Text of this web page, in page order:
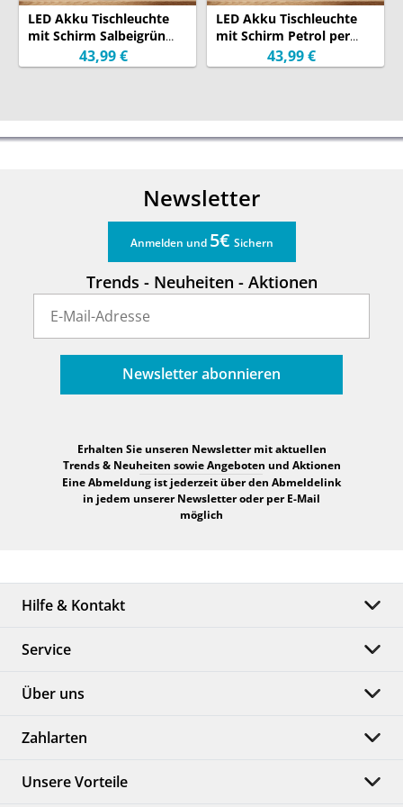
Garantie: 24 Monate (Garantiebedingungen)
LED Akku Tischleuchte
mit Schirm Salbeigrün
per USB aufladbar, Höhe
20cm
43,99 €
LED Akku Tischleuchte
mit Schirm Petrol per
USB aufladbar, Höhe
20cm
43,99 €
Newsletter
Anmelden und 5€ Sichern
Trends - Neuheiten - Aktionen
Newsletter abonnieren
Erhalten Sie unseren Newsletter mit aktuellen
Trends & Neuheiten sowie Angeboten und Aktionen
Eine Abmeldung ist jederzeit über den Abmeldelink
in jedem unserer Newsletter oder per E-Mail
möglich
Hilfe & Kontakt
Service
Über uns
Zahlarten
Unsere Vorteile